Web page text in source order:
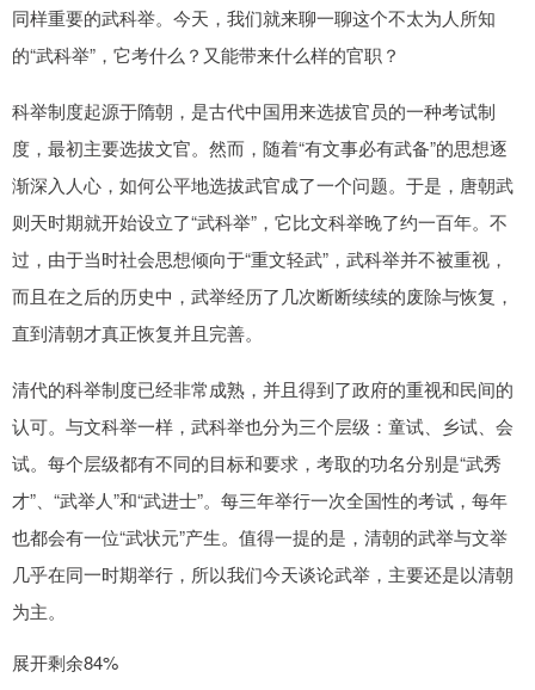
同样重要的武科举。今天，我们就来聊一聊这个不太为人所知
的“武科举”，它考什么？又能带来什么样的官职？
科举制度起源于隋朝，是古代中国用来选拔官员的一种考试制
度，最初主要选拔文官。然而，随着“有文事必有武备”的思想逐
渐深入人心，如何公平地选拔武官成了一个问题。于是，唐朝武
则天时期就开始设立了“武科举”，它比文科举晚了约一百年。不
过，由于当时社会思想倾向于“重文轻武”，武科举并不被重视，
而且在之后的历史中，武举经历了几次断断续续的废除与恢复，
直到清朝才真正恢复并且完善。
清代的科举制度已经非常成熟，并且得到了政府的重视和民间的
认可。与文科举一样，武科举也分为三个层级：童试、乡试、会
试。每个层级都有不同的目标和要求，考取的功名分别是“武秀
才”、“武举人”和“武进士”。每三年举行一次全国性的考试，每年
也都会有一位“武状元”产生。值得一提的是，清朝的武举与文举
几乎在同一时期举行，所以我们今天谈论武举，主要还是以清朝
为主。
展开剩余84%